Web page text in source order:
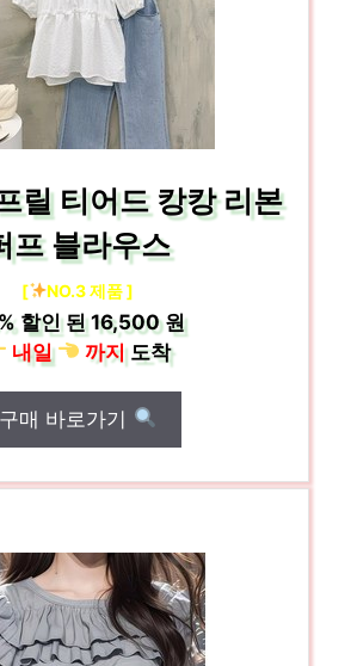
릴 티어드 캉캉 리본
프 블라우스
[ NO.3 제품 ]
할인 된16,500 원
내일
까지도착
구매 바로가기